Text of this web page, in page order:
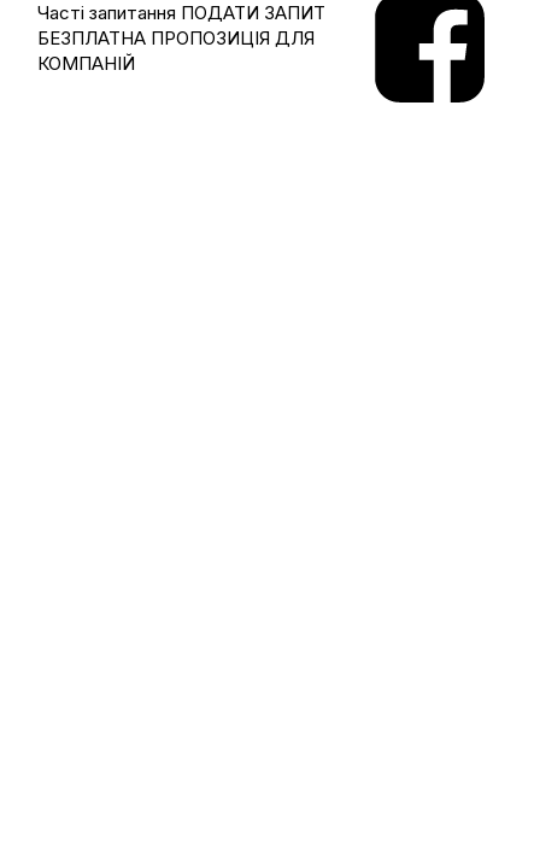
Часті запитання ПОДАТИ ЗАПИТ
БЕЗПЛАТНА ПРОПОЗИЦІЯ ДЛЯ
КОМПАНІЙ